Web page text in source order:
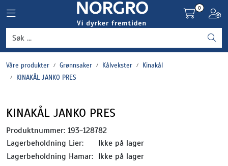
Toggle navigation
0
Våre produkter Grønnsaker Kålvekster
Kinakål
KINAKÅL JANKO PRES
KINAKÅL JANKO PRES
Produktnummer: 193-128782
Lagerbeholdning Lier:
Ikke på lager
Lagerbeholdning Hamar: Ikke på lager
Grønnsaker
Settepotet og setteløk
Plantevern og nyttedyr
Blomster, potter og brett